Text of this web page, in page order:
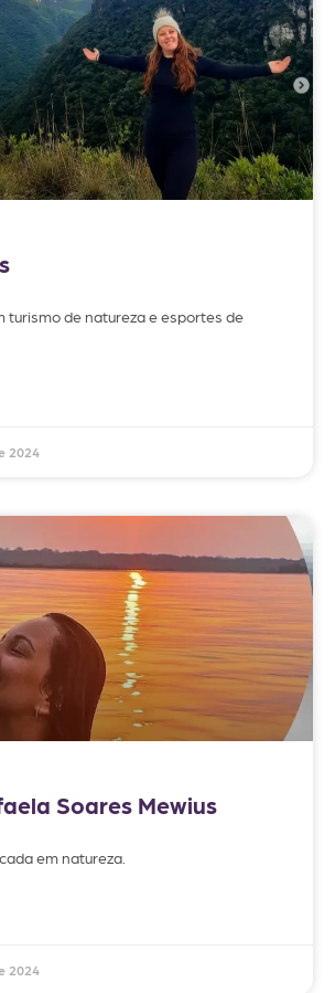
turismo de natureza e esportes de
2024
Soares Mewius
em natureza.
2024